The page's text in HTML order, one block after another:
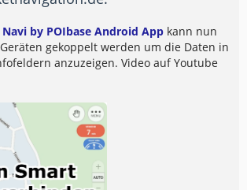
by POIbase Android App kann nun
gekoppelt werden um die Daten in
anzuzeigen. Video auf Youtube